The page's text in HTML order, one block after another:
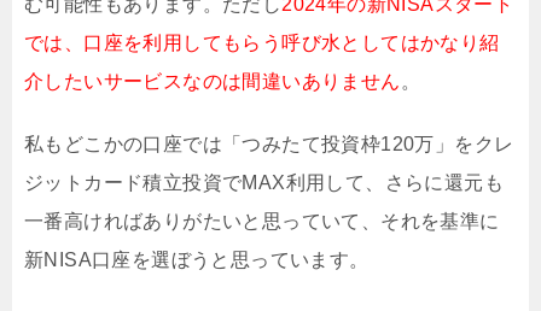
では、口座を利用してもらう呼び水としてはかなり紹
介したいサービスなのは間違いありません 。
私もどこかの口座では「つみたて投資枠120万」をクレ
ジットカード積立投資でMAX利用して、さらに還元も
一番高ければありがたいと思っていて、それを基準に
新NISA口座を選ぼうと思っています。